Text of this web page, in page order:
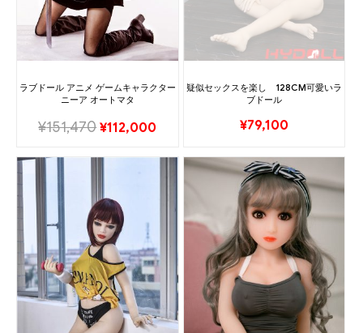
ラブドール アニメ ゲームキャラクター
ニーア オートマタ
¥151,470 ¥112,000
疑似セックスを楽し 128CM可愛いラ
ブドール
¥79,100